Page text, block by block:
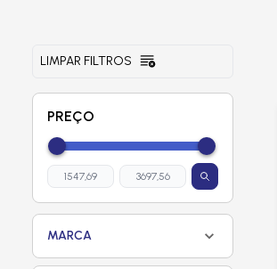
LIMPAR FILTROS
PREÇO
MARCA